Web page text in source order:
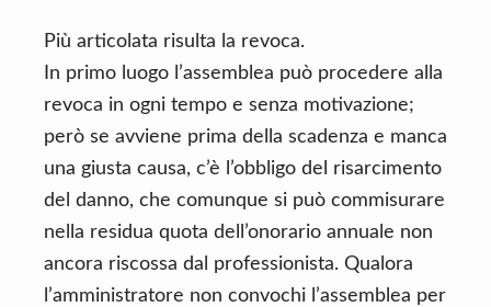
Più articolata risulta la revoca.
In primo luogo l’assemblea può procedere alla
revoca in ogni tempo e senza motivazione;
però se avviene prima della scadenza e manca
una giusta causa, c’è l’obbligo del risarcimento
del danno, che comunque si può commisurare
nella residua quota dell’onorario annuale non
ancora riscossa dal professionista. Qualora
l’amministratore non convochi l’assemblea per